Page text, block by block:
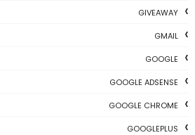
GIVEAWAY
GMAIL
GOOGLE
GOOGLE ADSENSE
GOOGLE CHROME
GOOGLEPLUS